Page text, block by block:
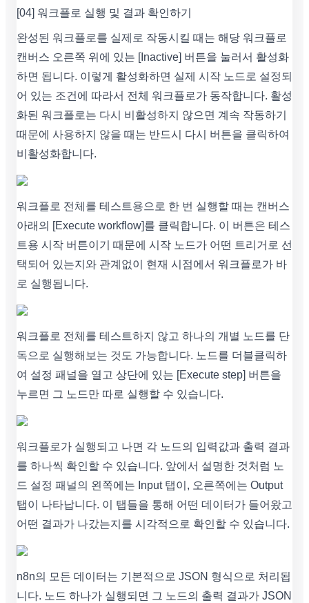
[04] 워크플로 실행 및 결과 확인하기
완성된 워크플로를 실제로 작동시킬 때는 해당 워크플로
캔버스 오른쪽 위에 있는 [Inactive] 버튼을 눌러서 활성화
하면 됩니다. 이렇게 활성화하면 실제 시작 노드로 설정되
어 있는 조건에 따라서 전체 워크플로가 동작합니다. 활성
화된 워크플로는 다시 비활성하지 않으면 계속 작동하기
때문에 사용하지 않을 때는 반드시 다시 버튼을 클릭하여
비활성화합니다.
워크플로 전체를 테스트용으로 한 번 실행할 때는 캔버스
아래의 [Execute workflow]를 클릭합니다. 이 버튼은 테스
트용 시작 버튼이기 때문에 시작 노드가 어떤 트리거로 선
택되어 있는지와 관계없이 현재 시점에서 워크플로가 바
로 실행됩니다.
워크플로 전체를 테스트하지 않고 하나의 개별 노드를 단
독으로 실행해보는 것도 가능합니다. 노드를 더블클릭하
여 설정 패널을 열고 상단에 있는 [Execute step] 버튼을
누르면 그 노드만 따로 실행할 수 있습니다.
워크플로가 실행되고 나면 각 노드의 입력값과 출력 결과
를 하나씩 확인할 수 있습니다. 앞에서 설명한 것처럼 노
드 설정 패널의 왼쪽에는 Input 탭이, 오른쪽에는 Output
탭이 나타납니다. 이 탭들을 통해 어떤 데이터가 들어왔고
어떤 결과가 나갔는지를 시각적으로 확인할 수 있습니다.
n8n의 모든 데이터는 기본적으로 JSON 형식으로 처리됩
니다. 노드 하나가 실행되면 그 노드의 출력 결과가 JSON